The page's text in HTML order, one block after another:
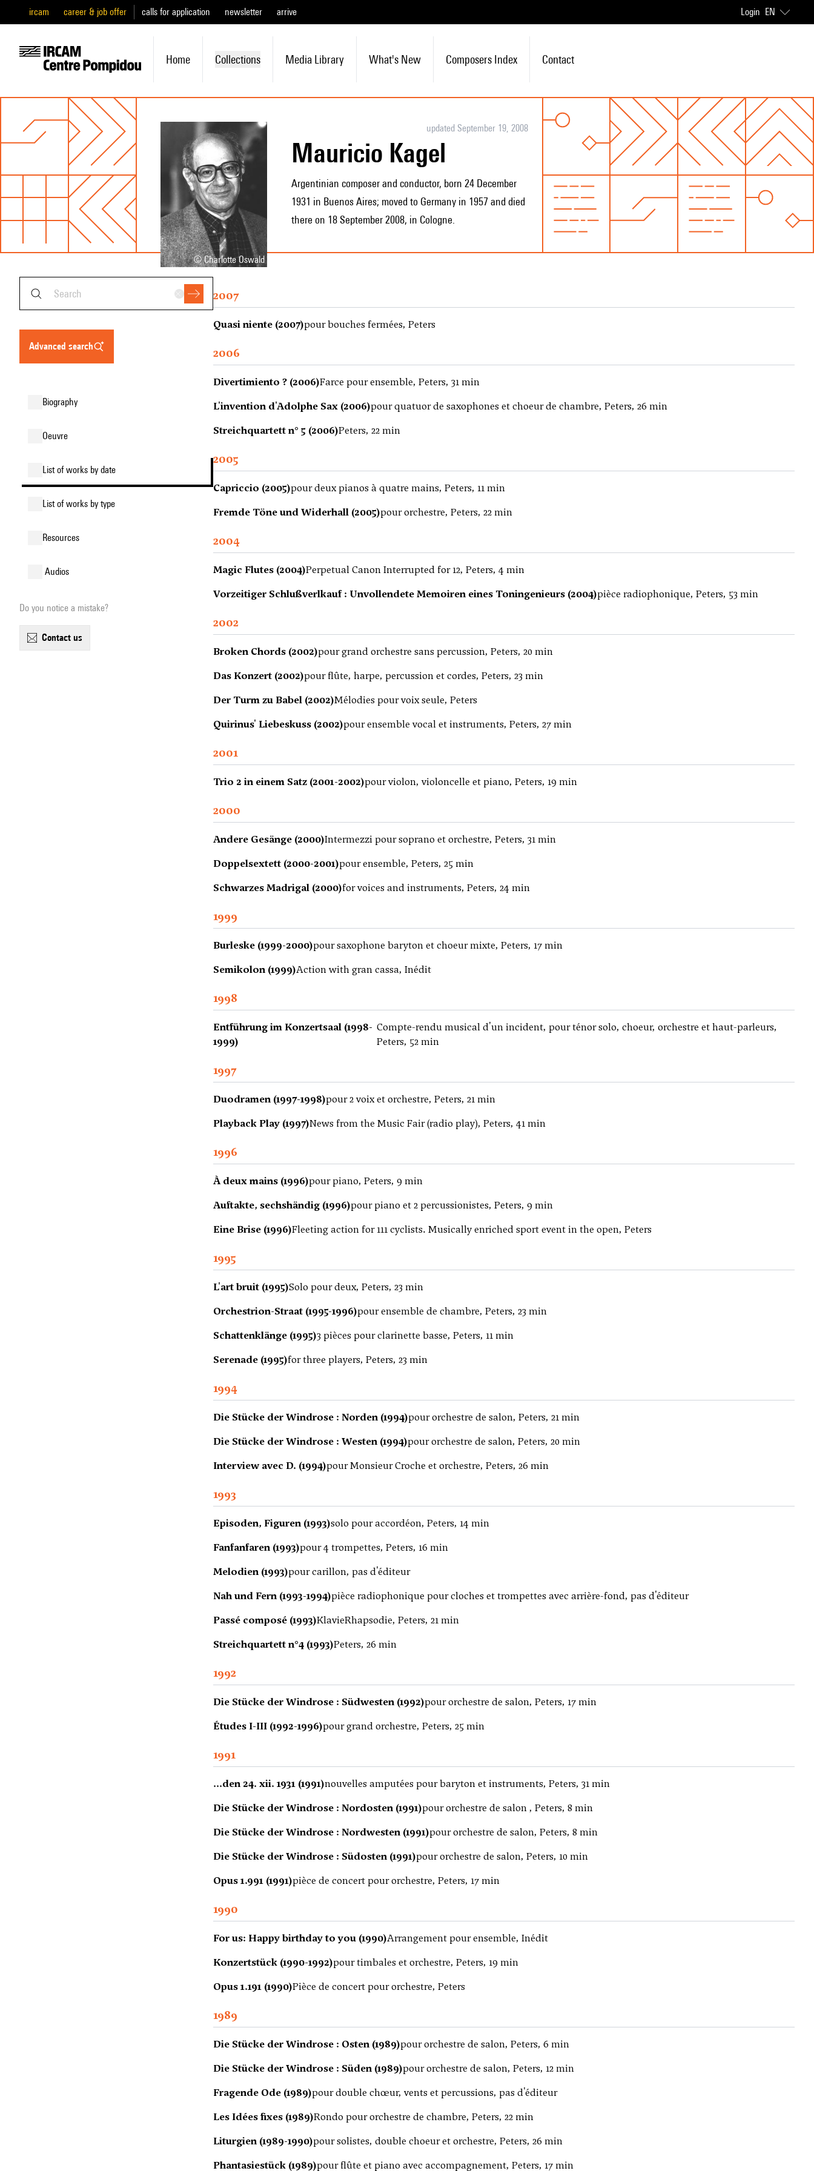
ircam career & job offer calls for application newsletter arrive Login EN
Home Collections Media Library What's New Composers Index Contact
© Charlotte Oswald
updated September 19, 2008
Mauricio Kagel
Argentinian composer and conductor, born 24 December
1931 in Buenos Aires; moved to Germany in 1957 and died
there on 18 September 2008, in Cologne.
advanced search
biography
oeuvre
list of works by date
list of works by type
resources
audios
Do you notice a mistake?
contact us
2007
Quasi niente (2007)pour bouches fermées, Peters
2006
Divertimiento ? (2006)Farce pour ensemble, Peters, 31 min
L'invention d'Adolphe Sax (2006)pour quatuor de saxophones et choeur de chambre, Peters, 26 min
Streichquartett n° 5 (2006)Peters, 22 min
2005
Capriccio (2005)pour deux pianos à quatre mains, Peters, 11 min
Fremde Töne und Widerhall (2005)pour orchestre, Peters, 22 min
2004
Magic Flutes (2004)Perpetual Canon Interrupted for 12, Peters, 4 min
Vorzeitiger Schlußverlkauf : Unvollendete Memoiren eines Toningenieurs (2004)pièce radiophonique, Peters, 53 min
2002
Broken Chords (2002)pour grand orchestre sans percussion, Peters, 20 min
Das Konzert (2002)pour flûte, harpe, percussion et cordes, Peters, 23 min
Der Turm zu Babel (2002)Mélodies pour voix seule, Peters
Quirinus' Liebeskuss (2002)pour ensemble vocal et instruments, Peters, 27 min
2001
Trio 2 in einem Satz (2001-2002)pour violon, violoncelle et piano, Peters, 19 min
2000
Andere Gesänge (2000)Intermezzi pour soprano et orchestre, Peters, 31 min
Doppelsextett (2000-2001)pour ensemble, Peters, 25 min
Schwarzes Madrigal (2000)for voices and instruments, Peters, 24 min
1999
Burleske (1999-2000)pour saxophone baryton et choeur mixte, Peters, 17 min
Semikolon (1999)Action with gran cassa, Inédit
1998
Entführung im Konzertsaal (1998-
1999)
Compte-rendu musical d'un incident, pour ténor solo, choeur, orchestre et haut-parleurs,
Peters, 52 min
1997
Duodramen (1997-1998)pour 2 voix et orchestre, Peters, 21 min
Playback Play (1997)News from the Music Fair (radio play), Peters, 41 min
1996
À deux mains (1996)pour piano, Peters, 9 min
Auftakte, sechshändig (1996)pour piano et 2 percussionistes, Peters, 9 min
Eine Brise (1996)Fleeting action for 111 cyclists. Musically enriched sport event in the open, Peters
1995
L'art bruit (1995)Solo pour deux, Peters, 23 min
Orchestrion-Straat (1995-1996)pour ensemble de chambre, Peters, 23 min
Schattenklänge (1995)3 pièces pour clarinette basse, Peters, 11 min
Serenade (1995)for three players, Peters, 23 min
1994
Die Stücke der Windrose : Norden (1994)pour orchestre de salon, Peters, 21 min
Die Stücke der Windrose : Westen (1994)pour orchestre de salon, Peters, 20 min
Interview avec D. (1994)pour Monsieur Croche et orchestre, Peters, 26 min
1993
Episoden, Figuren (1993)solo pour accordéon, Peters, 14 min
Fanfanfaren (1993)pour 4 trompettes, Peters, 16 min
Melodien (1993)pour carillon, pas d'éditeur
Nah und Fern (1993-1994)pièce radiophonique pour cloches et trompettes avec arrière-fond, pas d'éditeur
Passé composé (1993)KlavieRhapsodie, Peters, 21 min
Streichquartett n°4 (1993)Peters, 26 min
1992
Die Stücke der Windrose : Südwesten (1992)pour orchestre de salon, Peters, 17 min
Études I-III (1992-1996)pour grand orchestre, Peters, 25 min
1991
...den 24. xii. 1931 (1991)nouvelles amputées pour baryton et instruments, Peters, 31 min
Die Stücke der Windrose : Nordosten (1991)pour orchestre de salon , Peters, 8 min
Die Stücke der Windrose : Nordwesten (1991)pour orchestre de salon, Peters, 8 min
Die Stücke der Windrose : Südosten (1991)pour orchestre de salon, Peters, 10 min
Opus 1.991 (1991)pièce de concert pour orchestre, Peters, 17 min
1990
For us: Happy birthday to you (1990)Arrangement pour ensemble, Inédit
Konzertstück (1990-1992)pour timbales et orchestre, Peters, 19 min
Opus 1.191 (1990)Pièce de concert pour orchestre, Peters
1989
Die Stücke der Windrose : Osten (1989)pour orchestre de salon, Peters, 6 min
Die Stücke der Windrose : Süden (1989)pour orchestre de salon, Peters, 12 min
Fragende Ode (1989)pour double chœur, vents et percussions, pas d'éditeur
Les Idées fixes (1989)Rondo pour orchestre de chambre, Peters, 22 min
Liturgien (1989-1990)pour solistes, double choeur et orchestre, Peters, 26 min
Phantasiestück (1989)pour flûte et piano avec accompagnement, Peters, 17 min